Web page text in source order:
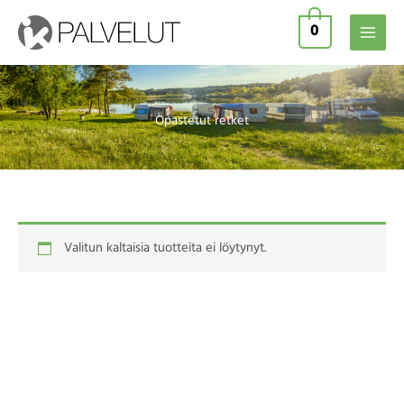
sisältöön
0
Opastetut retket
Valitun kaltaisia tuotteita ei löytynyt.